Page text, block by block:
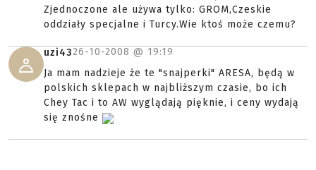
Zjednoczone ale używa tylko: GROM,Czeskie
oddziały specjalne i Turcy.Wie ktoś może czemu?
uzi4326-10-2008 @ 19:19
Ja mam nadzieje że te "snajperki" ARESA, będą w
polskich sklepach w najbliższym czasie, bo ich
Chey Tac i to AW wyglądają pięknie, i ceny wydają
się znośne